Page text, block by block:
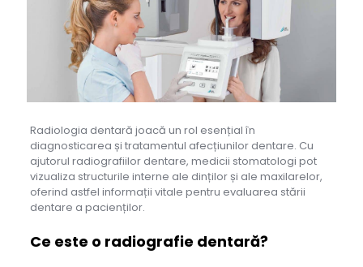
Radiologia dentară joacă un rol esențial în
diagnosticarea și tratamentul afecțiunilor dentare. Cu
ajutorul radiografiilor dentare, medicii stomatologi pot
vizualiza structurile interne ale dinților și ale maxilarelor,
oferind astfel informații vitale pentru evaluarea stării
dentare a pacienților.
Ce este o radiografie dentară?